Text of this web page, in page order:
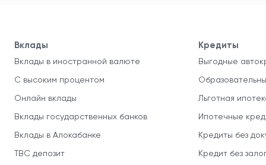
Вклады
Вклады в иностранной валюте
С высоким процентом
Онлайн вклады
Вклады государственных банков
Вклады в Алокабанке
TBC депозит
Кредиты
Выгодные
Льготная
Ипотечные
Кредиты без
Кредит без